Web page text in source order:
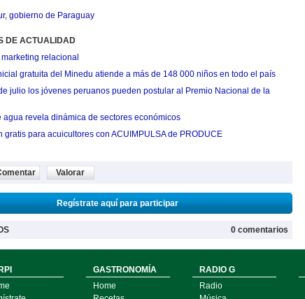
, gobierno de Paraguay
DE ACTUALIDAD
relacional
gratuita del Minedu atiende a más de 148 000 niños en todo el país
julio los jóvenes peruanos pueden postular al Premio Nacional de la
agua revela dinámica de sectores económicos
gratis para acuicultores con ACUIMPULSA de PRODUCE
Valorar
Regístrate aquí para participar
0 comentarios
GASTRONOMÍA
Home
RADIO G
Radio